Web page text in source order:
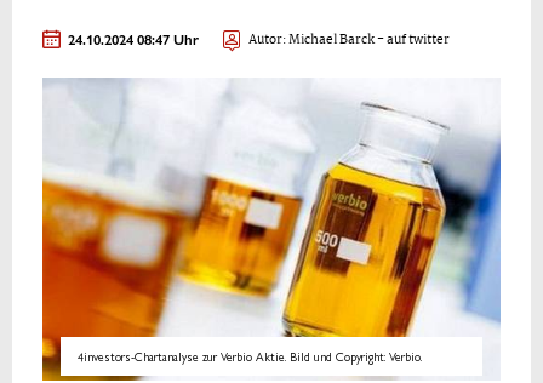
24.10.2024 08:47 Uhr Autor:Michael Barck- auf twitter
4investors-Chartanalyse zur Verbio Aktie. Bild und Copyright: Verbio.